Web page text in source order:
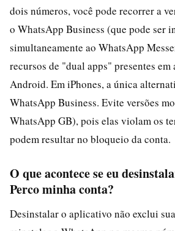
dois números, você pode recorrer a
o WhatsApp Business (que pode ser
simultaneamente ao WhatsApp
recursos de "dual apps" presentes
Android. Em iPhones, a única
WhatsApp Business. Evite versões
WhatsApp GB), pois elas violam os
podem resultar no bloqueio da conta.
O que acontece se eu
Perco minha conta?
Desinstalar o aplicativo não exclui